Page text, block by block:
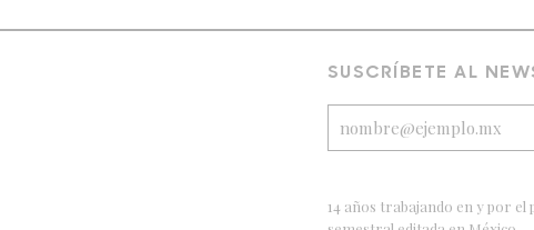
SUSCRÍBETE AL
14 años trabajando en y por el